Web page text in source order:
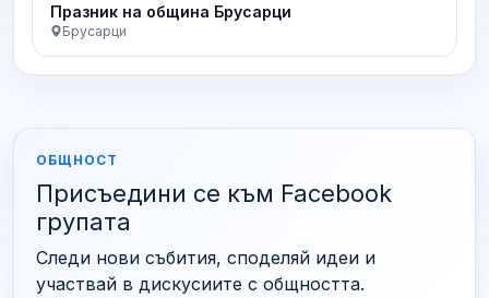
Празник на община Брусарци
Брусарци
ОБЩНОСТ
Присъедини се към Facebook
групата
Следи нови събития, споделяй идеи и
участвай в дискусиите с общността.